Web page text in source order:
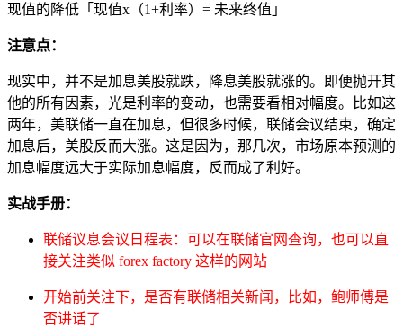
现值的降低「现值x（1+利率）= 未来终值」
注意点：
现实中，并不是加息美股就跌，降息美股就涨的。即便抛开其
他的所有因素，光是利率的变动，也需要看相对幅度。比如这
两年，美联储一直在加息，但很多时候，联储会议结束，确定
加息后，美股反而大涨。这是因为，那几次，市场原本预测的
加息幅度远大于实际加息幅度，反而成了利好。
实战手册：
联储议息会议日程表：可以在联储官网查询，也可以直
接关注类似 forex factory 这样的网站
开始前关注下，是否有联储相关新闻，比如，鲍师傅是
否讲话了